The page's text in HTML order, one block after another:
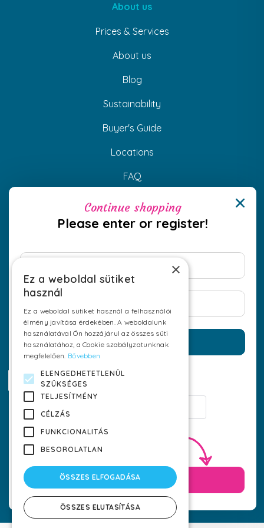
About us
Prices & Services
About us
Blog
Sustainability
Buyer's Guide
Locations
FAQ
Contact
H-1089 Budapest, Bíró Lajos u. 64.
info@dsfresh.hu
+36 70 6238716
Follow us
© DS Fresh - All rights reserved
Developed by:
Continue shopping
Please enter or register!
Enter
Forgot password
Not registered yet?
Register
Register
×
Ez a weboldal sütiket
használ
Ez a weboldal sütiket használ a felhasználói
élmény javítása érdekében. A weboldalunk
használatával Ön hozzájárul az összes süti
használatához, a Cookie szabályzatunknak
megfelelően. Bővebben
ELENGEDHETETLENÜL
SZÜKSÉGES
TELJESÍTMÉNY
CÉLZÁS
FUNKCIONALITÁS
BESOROLATLAN
ÖSSZES ELFOGADÁSA
ÖSSZES ELUTASÍTÁSA